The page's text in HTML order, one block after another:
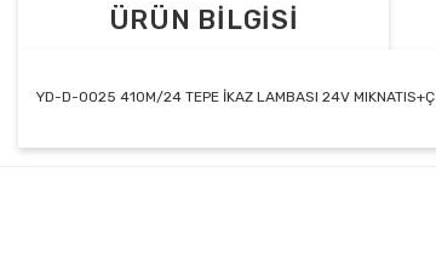
ÜRÜN BİLGİSİ
YD-D-0025 410M/24 TEPE İKAZ LAMBASI 24V MIKNATIS+Ç